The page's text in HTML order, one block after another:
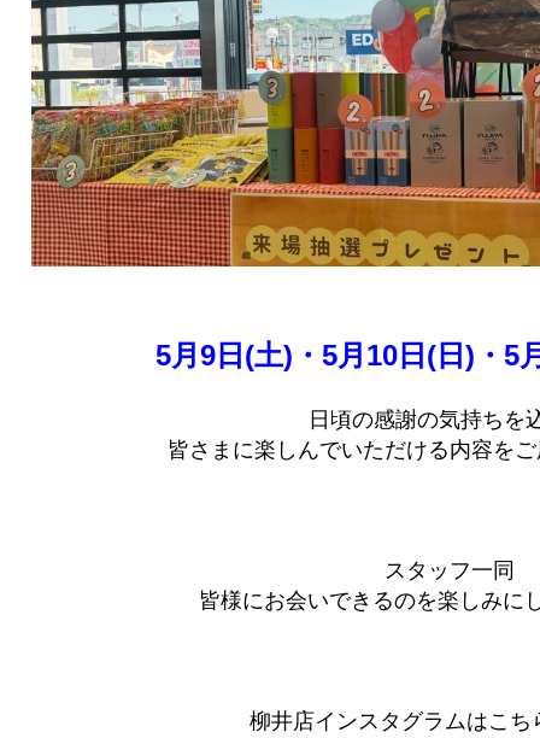
5月9日(土)・5月10日(日)・5
日頃の感謝の気持ちを
皆さまに楽しんでいただける内容を
スタッフ一同
皆様にお会いできるのを楽しみに
柳井店インスタグラムはこち